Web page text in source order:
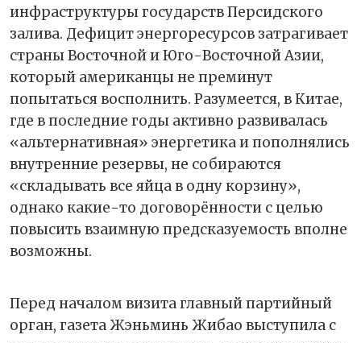
инфраструктуры государств Персидского
залива. Дефицит энергоресурсов затрагивает
страны Восточной и Юго-Восточной Азии,
который американцы не преминут
попытаться восполнить. Разумеется, в Китае,
где в последние годы активно развивалась
«альтернативная» энергетика и пополнялись
внутренние резервы, не собираются
«складывать все яйца в одну корзину»,
однако какие-то договорённости с целью
повысить взаимную предсказуемость вполне
возможны.
Перед началом визита главный партийный
орган, газета Жэньминь Жибао выступила с